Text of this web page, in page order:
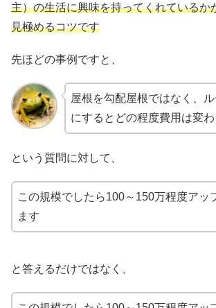
主）の生活に興味を持ってくれているか
見極めるコツです
先ほどの事例ですと、
屋根を勾配屋根ではなく、
にするとどの程度費用は変わ
という質問に対して、
この規模でしたら100～150万程度アッ
ます
と答えるだけではなく、